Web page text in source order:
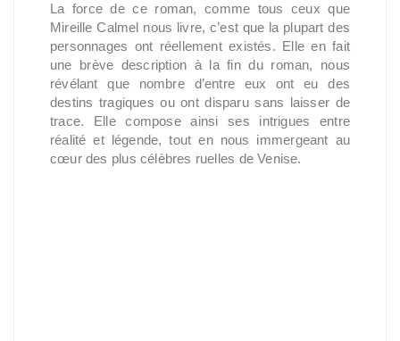
La force de ce roman, comme tous ceux que
Mireille Calmel nous livre, c’est que la plupart des
personnages ont réellement existés. Elle en fait
une brève description à la fin du roman, nous
révélant que nombre d’entre eux ont eu des
destins tragiques ou ont disparu sans laisser de
trace. Elle compose ainsi ses intrigues entre
réalité et légende, tout en nous immergeant au
cœur des plus célèbres ruelles de Venise.